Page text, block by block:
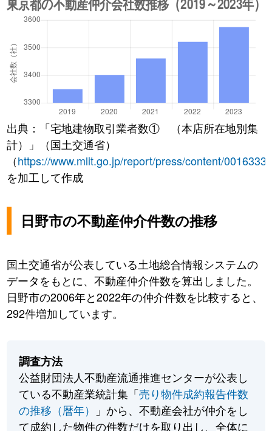
出典：「宅地建物取引業者数① （本店所在地別集
計）」（国土交通省）
（https://www.mlit.go.jp/report/press/content/
を加工して作成
日野市の不動産仲介件数の推移
国土交通省が公表している土地総合情報システムの
データをもとに、不動産仲介件数を算出しました。
日野市の2006年と2022年の仲介件数を比較すると、
292件増加しています。
調査方法
公益財団法人不動産流通推進センターが公表し
ている不動産業統計集「売り物件成約報告件数
の推移（暦年）
」から、不動産会社が仲介をし
て成約した物件の件数だけを取り出し、全体に